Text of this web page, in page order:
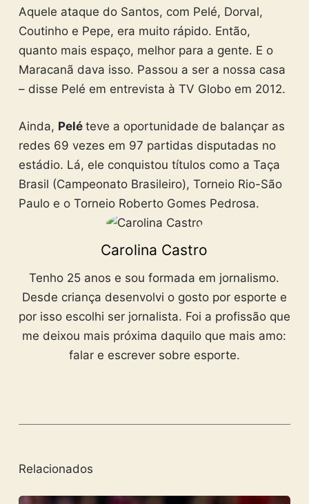
Aquele ataque do Santos, com Pelé, Dorval,
Coutinho e Pepe, era muito rápido. Então,
quanto mais espaço, melhor para a gente. E o
Maracanã dava isso. Passou a ser a nossa casa
– disse Pelé em entrevista à TV Globo em 2012.
Ainda, Pelé teve a oportunidade de balançar as
redes 69 vezes em 97 partidas disputadas no
estádio. Lá, ele conquistou títulos como a Taça
Brasil (Campeonato Brasileiro), Torneio Rio-São
Paulo e o Torneio Roberto Gomes Pedrosa.
Carolina Castro
Tenho 25 anos e sou formada em jornalismo.
Desde criança desenvolvi o gosto por esporte e
por isso escolhi ser jornalista. Foi a profissão que
me deixou mais próxima daquilo que mais amo:
falar e escrever sobre esporte.
Relacionados